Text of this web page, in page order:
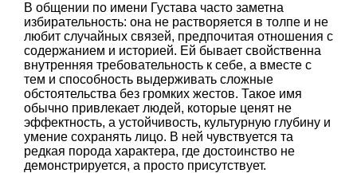
В общении по имени Густава часто заметна
избирательность: она не растворяется в толпе и не
любит случайных связей, предпочитая отношения с
содержанием и историей. Ей бывает свойственна
внутренняя требовательность к себе, а вместе с
тем и способность выдерживать сложные
обстоятельства без громких жестов. Такое имя
обычно привлекает людей, которые ценят не
эффектность, а устойчивость, культурную глубину и
умение сохранять лицо. В ней чувствуется та
редкая порода характера, где достоинство не
демонстрируется, а просто присутствует.